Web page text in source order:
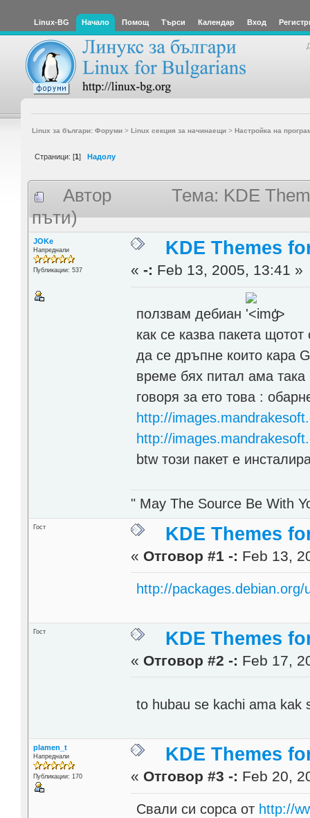
Linux-BG Начало Помощ Търси Календар Вход
Linux за българи: Форуми> Linux секция за начинаещи> Настройка на
Страници: [1] Надолу
Автор
Тема: KDE
пъти)
JOKe
Напреднали
Публикации: 537
KDE Themes
«-: Feb 13, 2005, 13:41 »
ползвам дебиан
'>
как се казва пакета
да се дръпне които кара
време бях питал ама
говоря за ето това :
http://
http://
btw този пакет е
" May The Source Be With
Гост KDE Themes
« Отговор #1 -: Feb 13,
http://
Гост KDE Themes
« Отговор #2 -: Feb 17,
to hubau se kachi ama kak
plamen_t
Напреднали
Публикации: 170
KDE Themes
« Отговор #3 -: Feb 20,
Свали си сорса от http://